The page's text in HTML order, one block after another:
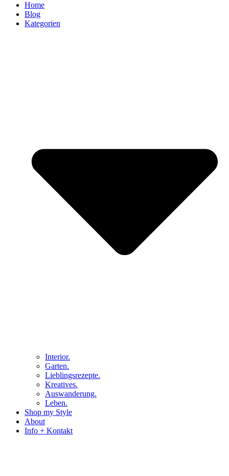
Home
Blog
Kategorien
Interior.
Garten.
Lieblingsrezepte.
Kreatives.
Auswanderung.
Leben.
Shop my Style
About
Info + Kontakt